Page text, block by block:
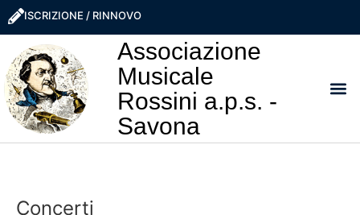
ISCRIZIONE / RINNOVO
Associazione
Musicale
Rossini a.p.s. -
Savona
Concerti